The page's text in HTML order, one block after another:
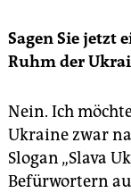
Sagen Sie jetzt
Ruhm der
Nein. Ich
Ukraine zwar
Slogan „Slava
Befürwortern